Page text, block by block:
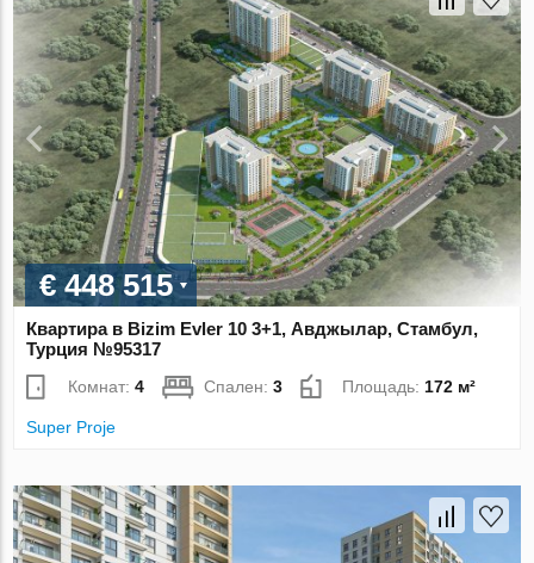
€ 448 515
Квартира в Bizim Evler 10 3+1, Авджылар, Стамбул,
Турция №95317
Комнат:4 Спален:3 Площадь: 172 м²
Super Proje